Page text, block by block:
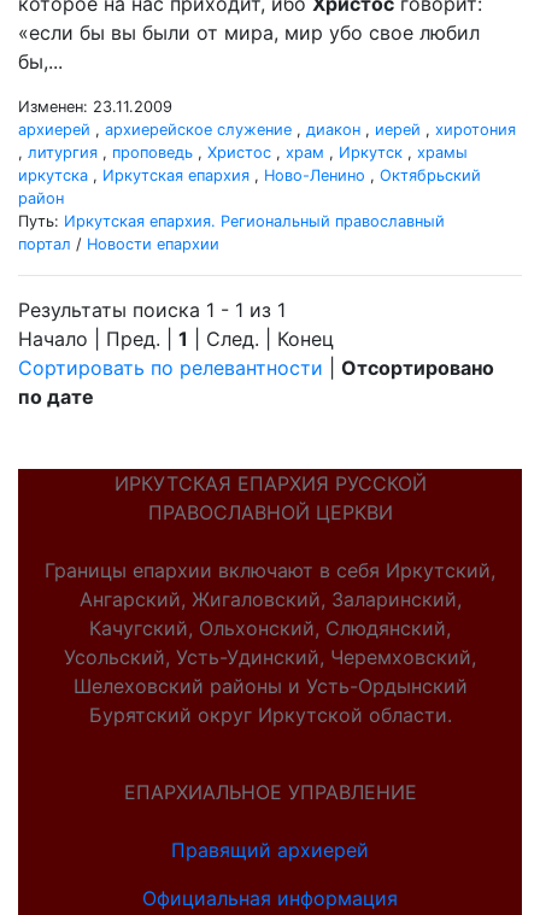
«если бы вы были от мира, мир убо свое любил
бы,...
Изменен: 23.11.2009
архиерей , архиерейское служение , диакон , иерей , хиротония
, литургия , проповедь , Христос , храм , Иркутск , храмы
иркутска , Иркутская епархия , Ново-Ленино , Октябрьский
район
Путь: Иркутская епархия. Региональный православный
портал / Новости епархии
Результаты поиска 1 - 1 из 1
Начало | Пред. | 1 | След. | Конец
Сортировать по релевантности
Отсортировано
по дате
ИРКУТСКАЯ ЕПАРХИЯ РУССКОЙ
ПРАВОСЛАВНОЙ ЦЕРКВИ
Границы епархии включают в себя Иркутский,
Ангарский, Жигаловский, Заларинский,
Качугский, Ольхонский, Слюдянский,
Усольский, Усть-Удинский, Черемховский,
Шелеховский районы и Усть-Ордынский
Бурятский округ Иркутской области.
ЕПАРХИАЛЬНОЕ УПРАВЛЕНИЕ
Правящий архиерей
Официальная информация